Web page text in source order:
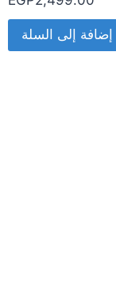
إضافة إلى السلة